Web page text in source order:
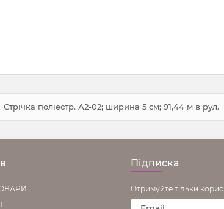
Стрічка поліестр. А2-02; ширина 5 см; 91,44 м в рул.
Підписка
Отримуйте тільки